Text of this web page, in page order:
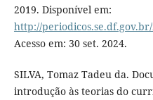
2019. Disponível em:
http://
Acesso em: 30 set. 2024.
SILVA, Tomaz Tadeu da.
introdução às teorias do